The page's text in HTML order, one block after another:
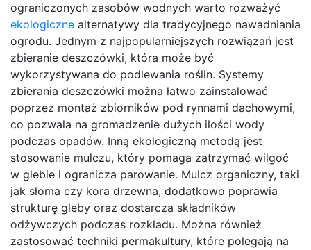
ograniczonych zasobów wodnych warto rozważyć
ekologiczne alternatywy dla tradycyjnego nawadniania
ogrodu. Jednym z najpopularniejszych rozwiązań jest
zbieranie deszczówki, która może być
wykorzystywana do podlewania roślin. Systemy
zbierania deszczówki można łatwo zainstalować
poprzez montaż zbiorników pod rynnami dachowymi,
co pozwala na gromadzenie dużych ilości wody
podczas opadów. Inną ekologiczną metodą jest
stosowanie mulczu, który pomaga zatrzymać wilgoć
w glebie i ogranicza parowanie. Mulcz organiczny, taki
jak słoma czy kora drzewna, dodatkowo poprawia
strukturę gleby oraz dostarcza składników
odżywczych podczas rozkładu. Można również
zastosować techniki permakultury, które polegają na